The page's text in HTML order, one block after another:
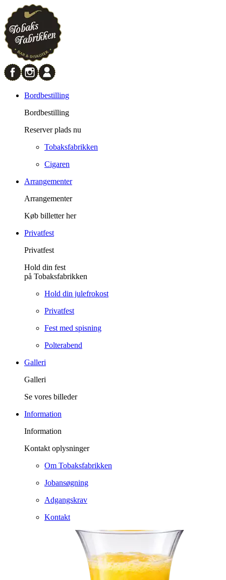
Bordbestilling
Bordbestilling
Reserver plads nu
Tobaksfabrikken
Cigaren
Arrangementer
Arrangementer
Køb billetter her
Privatfest
Privatfest
Hold din fest
på Tobaksfabrikken
Hold din julefrokost
Privatfest
Fest med spisning
Polterabend
Galleri
Galleri
Se vores billeder
Information
Information
Kontakt oplysninger
Om Tobaksfabrikken
Jobansøgning
Adgangskrav
Kontakt